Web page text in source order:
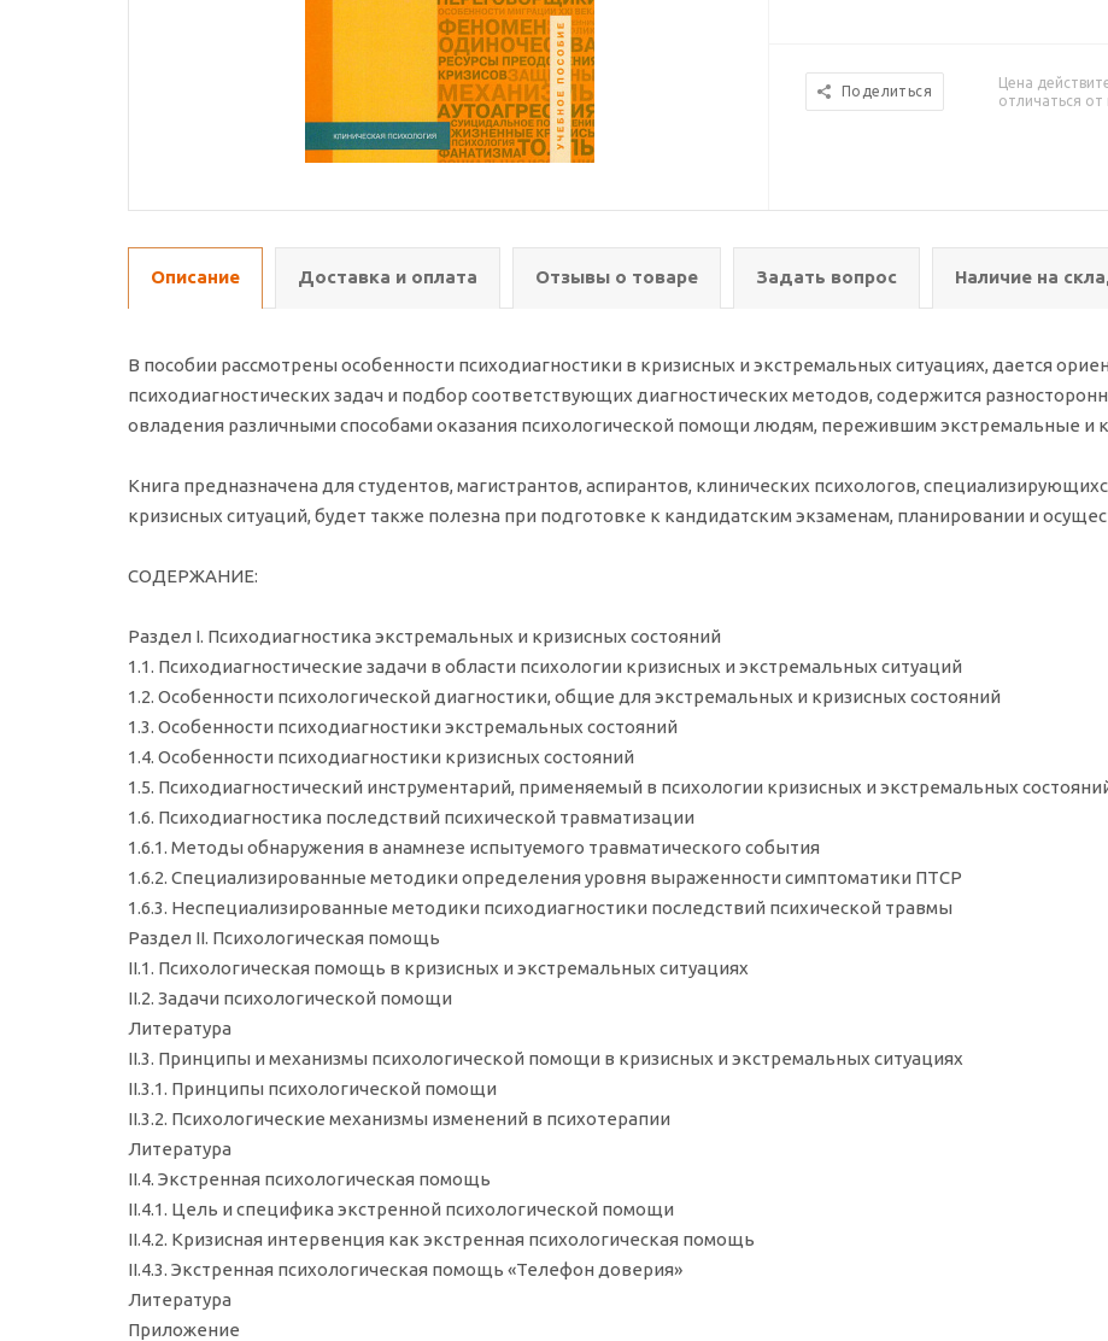
Поделиться
Цена
отличаться от
Описание Доставка и оплата Отзывы о товаре Задать вопрос Наличие на
В пособии рассмотрены особенности психодиагностики в кризисных и экстремальных ситуациях, дается
психодиагностических задач и подбор соответствующих диагностических методов, содержится
овладения различными способами оказания психологической помощи людям, пережившим экстремальные и
Книга предназначена для студентов, магистрантов, аспирантов, клинических психологов,
кризисных ситуаций, будет также полезна при подготовке к кандидатским экзаменам, планировании и
СОДЕРЖАНИЕ:
Раздел I. Психодиагностика экстремальных и кризисных состояний
1.1. Психодиагностические задачи в области психологии кризисных и экстремальных ситуаций
1.2. Особенности психологической диагностики, общие для экстремальных и кризисных состояний
1.3. Особенности психодиагностики экстремальных состояний
1.4. Особенности психодиагностики кризисных состояний
1.5. Психодиагностический инструментарий, применяемый в психологии кризисных и экстремальных
1.6. Психодиагностика последствий психической травматизации
1.6.1. Методы обнаружения в анамнезе испытуемого травматического события
1.6.2. Специализированные методики определения уровня выраженности симптоматики ПТСР
1.6.3. Неспециализированные методики психодиагностики последствий психической травмы
Раздел II. Психологическая помощь
II.1. Психологическая помощь в кризисных и экстремальных ситуациях
II.2. Задачи психологической помощи
Литература
II.3. Принципы и механизмы психологической помощи в кризисных и экстремальных ситуациях
ІІ.3.1. Принципы психологической помощи
II.3.2. Психологические механизмы изменений в психотерапии
Литература
II.4. Экстренная психологическая помощь
II.4.1. Цель и специфика экстренной психологической помощи
II.4.2. Кризисная интервенция как экстренная психологическая помощь
II.4.3. Экстренная психологическая помощь «Телефон доверия»
Литература
Приложение